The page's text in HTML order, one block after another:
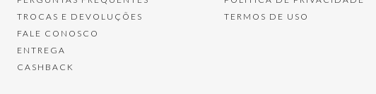
TROCAS E DEVOLUÇÕES
FALE CONOSCO
ENTREGA
CASHBACK
TERMOS DE USO